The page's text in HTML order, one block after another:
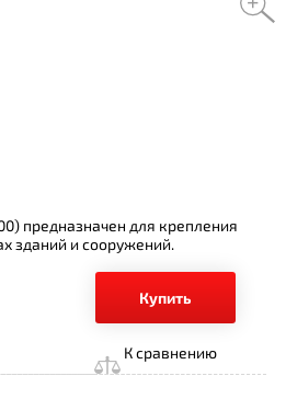
предназначен для крепления
зданий и сооружений.
Купить
К сравнению